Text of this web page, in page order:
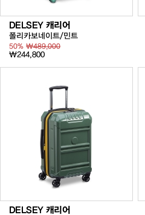
DELSEY 캐리어
폴리카보네이트/민트
50% ₩489,000
₩244,800
DELSEY 캐리어